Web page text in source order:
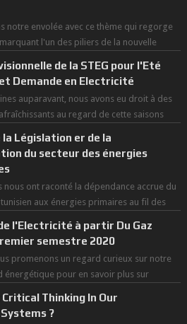
notre envolée avec ce thème qui regorge
l'un des piliers de la nouvelle
de la STEG pour l'Eté
Demande en Electricité
auparavant, nous avons eu droit à des
au regard de cette saisons
la Législation er de la
du secteur des énergies
nous ont raconté la dépendance accrue du
aux énergies primaires au fil des
l'Electricité à partir Du Gaz
semestre 2020
promenons un regard curieux sur notre
énergétique pour en savoir plus sur
Thinking In Our
?